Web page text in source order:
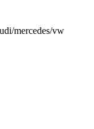
mercedes/vw